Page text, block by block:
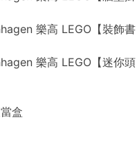
樂高 LEGO【裝飾書
樂高 LEGO【迷你頭
盒